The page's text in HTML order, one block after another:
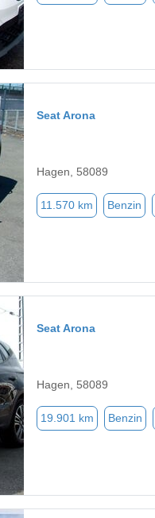
Seat Arona
Hagen, 58089
11.570 km Benzin
Seat Arona
Hagen, 58089
19.901 km Benzin